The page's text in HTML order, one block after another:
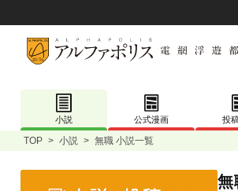
小説 公式漫画 投
TOP > 小説 > 無職 小説一覧
無